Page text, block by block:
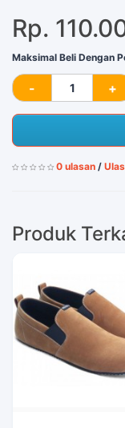
Rp.
Maksimal Beli Dengan
0 ulasan /
Produk